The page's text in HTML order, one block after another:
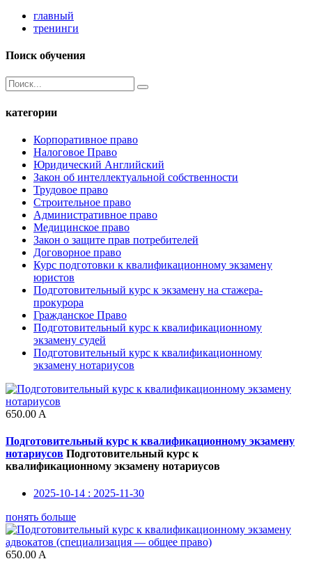
главный
тренинги
Поиск обучения
категории
Корпоративное право
Налоговое Право
Юридический Английский
Закон об интеллектуальной собственности
Трудовое право
Строительное право
Административное право
Медицинское право
Закон о защите прав потребителей
Договорное право
Курс подготовки к квалификационному экзамену
юристов
Подготовительный курс к экзамену на стажера-
прокурора
Гражданское Право
Подготовительный курс к квалификационному
экзамену судей
Подготовительный курс к квалификационному
экзамену нотариусов
650.00 A
Подготовительный курс к квалификационному экзамену
нотариусов Подготовительный курс к
квалификационному экзамену нотариусов
2025-10-14 : 2025-11-30
понять больше
650.00A